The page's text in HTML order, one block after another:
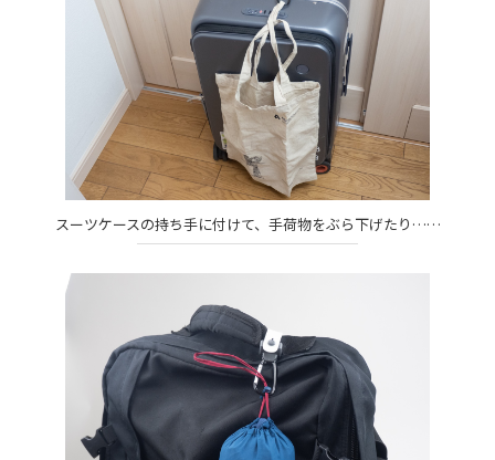
スーツケースの持ち手に付けて、手荷物をぶら下げたり……